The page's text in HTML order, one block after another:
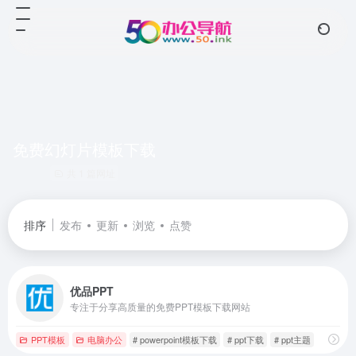
排序 发布 更新 浏览 点赞
优品PPT
专注于分享高质量的免费PPT模板下载网站
PPT模板 电脑办公 # powerpoint模板下载 # ppt下载 # ppt主题